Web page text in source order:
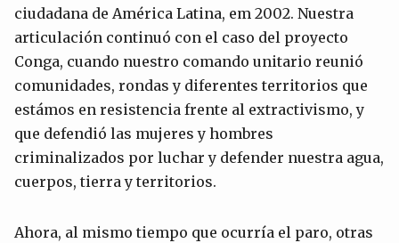
ciudadana de América Latina, em 2002. Nuestra
articulación continuó con el caso del proyecto
Conga, cuando nuestro comando unitario reunió
comunidades, rondas y diferentes territorios que
estámos en resistencia frente al extractivismo, y
que defendió las mujeres y hombres
criminalizados por luchar y defender nuestra agua,
cuerpos, tierra y territorios.
Ahora, al mismo tiempo que ocurría el paro, otras